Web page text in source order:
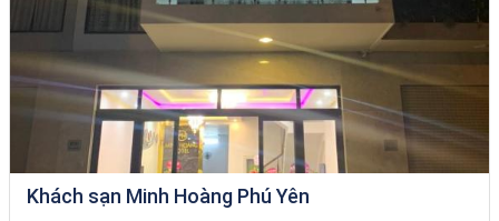
Khách sạn Minh Hoàng Phú Yên